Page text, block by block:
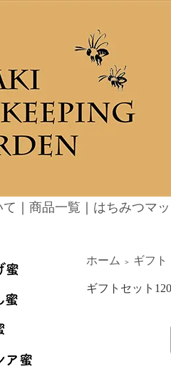
商品一覧 はちみつマッ
ホーム ＞ ギフト
ギフトセット